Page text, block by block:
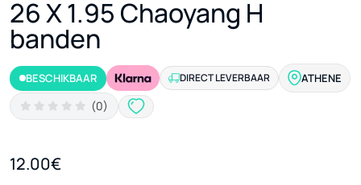
26 X 1.95 Chaoyang H
banden
BESCHIKBAAR DIRECT LEVERBAAR ATHENE
(0)
12.00€